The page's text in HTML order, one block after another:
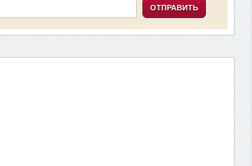
ОТПРАВИТЬ